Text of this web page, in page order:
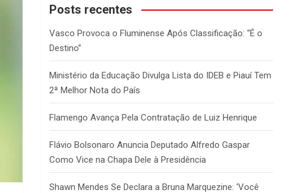
c
Posts recentes
Vasco Provoca o Fluminense Após Classificação: “É o
Destino”
Ministério da Educação Divulga Lista do IDEB e Piauí Tem
2ª Melhor Nota do País
Flamengo Avança Pela Contratação de Luiz Henrique
Flávio Bolsonaro Anuncia Deputado Alfredo Gaspar
Como Vice na Chapa Dele à Presidência
Shawn Mendes Se Declara a Bruna Marquezine: ‘Você